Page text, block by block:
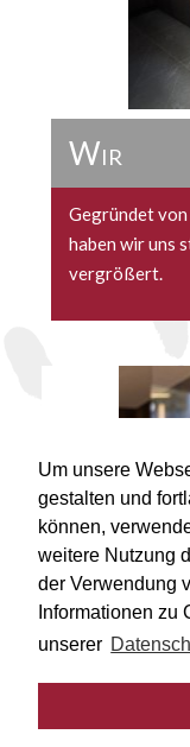
Um unsere
gestalten und
können,
weitere Nutzung
der Verwendung
Informationen zu
unserer
Wir
Gegründet
haben wir uns
vergrößert.
© 2017-